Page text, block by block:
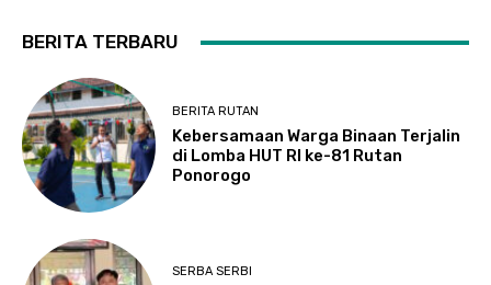
BERITA TERBARU
BERITA RUTAN
Kebersamaan Warga Binaan Terjalin
di Lomba HUT RI ke-81 Rutan
Ponorogo
SERBA SERBI